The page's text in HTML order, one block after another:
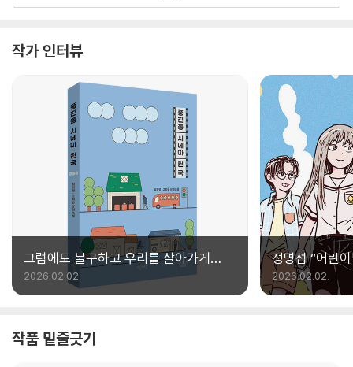
작가 인터뷰
그럼에도 불구하고 우리를 살아가게
만드는, 어디에나 있는 사랑 이야기 |
예스24
2026.02.02.
정명섭 “어린
2026.02.02.
작품 밑줄긋기